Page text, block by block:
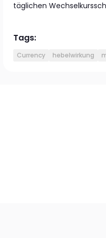
täglichen
Tags:
Currency hebelwirkung